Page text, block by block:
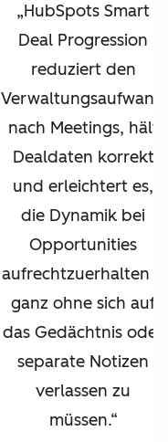
HubSpots Smart
Deal Progression
reduziert den
Verwaltungsaufwand
nach Meetings, hält
Dealdaten korrekt
und erleichtert es,
die Dynamik bei
Opportunities
aufrechtzuerhalten –
ganz ohne sich auf
das Gedächtnis oder
separate Notizen
verlassen zu
müssen.